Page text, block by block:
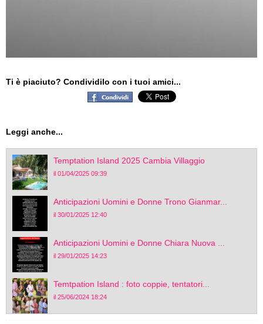
Ti è piaciuto? Condividilo con i tuoi amici...
Leggi anche...
Temptation Island 2025 Cambia Villaggio
il 01/04/2025 09:39
Anticipazioni Uomini e Donne Trono Gianmar...
il 30/01/2025 12:40
Anticipazioni Uomini e Donne Chiara Nuova ...
il 29/01/2025 14:23
Temtpation Island : foto coppie, tentatori...
il 25/06/2024 18:24